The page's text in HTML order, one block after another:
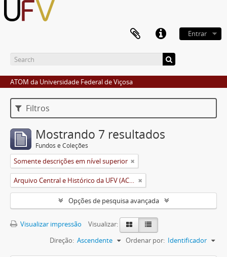
Entrar
ATOM da Universidade Federal de Viçosa
Filtros
Mostrando 7 resultados
Fundos e Coleções
Somente descrições em nível superior
Arquivo Central e Histórico da UFV (ACH-UFV)
Opções de pesquisa avançada
Visualizar impressão
Visualizar:
Ordenar por: Identificador
Direção: Ascendente